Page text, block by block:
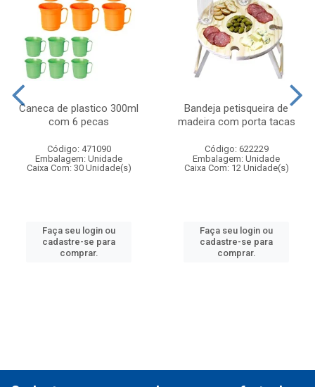
Caneca de plastico 300ml
com 6 pecas
Código: 471090
Embalagem: Unidade
Caixa Com: 30 Unidade(s)
Faça seu login ou
cadastre-se para
comprar.
Bandeja petisqueira de
madeira com porta tacas
Código: 622229
Embalagem: Unidade
Caixa Com: 12 Unidade(s)
Faça seu login ou
cadastre-se para
comprar.